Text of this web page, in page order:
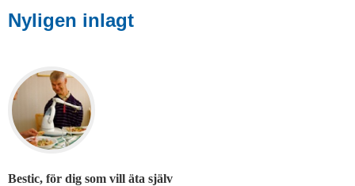
Nyligen inlagt
Bestic, för dig som vill äta själv